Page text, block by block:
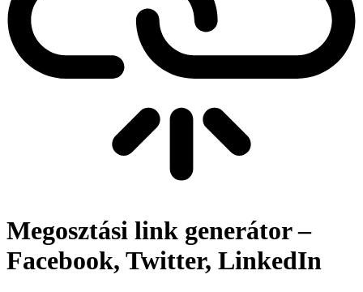
Megosztási link generátor –
Facebook, Twitter, LinkedIn